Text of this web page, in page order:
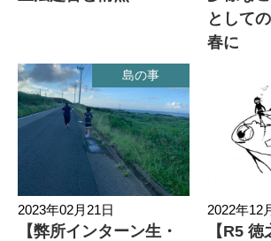
として
春に
島の事
2023年02月21日
【弊所インターン生・
2022年12
【R5